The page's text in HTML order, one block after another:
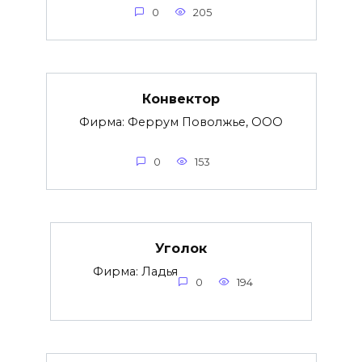
0 205
Конвектор
Фирма: Феррум Поволжье, ООО
0 153
Уголок
Фирма: Ладья
0 194